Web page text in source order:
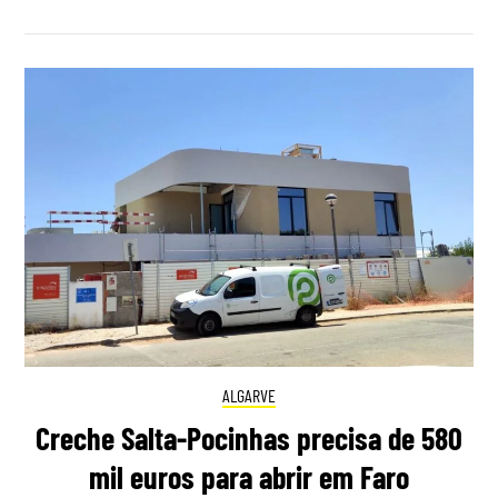
ALGARVE
Creche Salta-Pocinhas precisa de 580
mil euros para abrir em Faro